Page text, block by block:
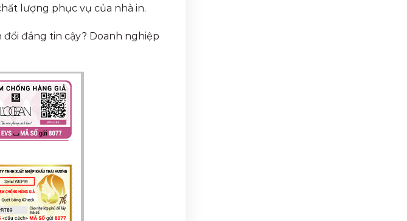
lượng phục vụ của nhà in.
đáng tin cậy? Doanh nghiệp